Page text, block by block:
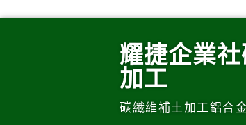
耀捷企業
加工
碳纖維補土加工鋁合